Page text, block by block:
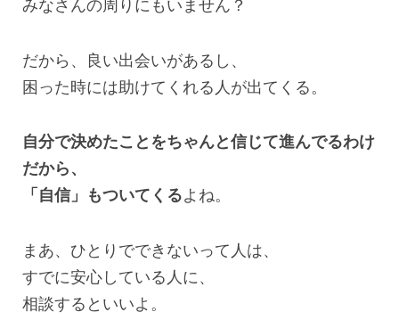
みなさんの周りにもいません？
だから、良い出会いがあるし、
困った時には助けてくれる人が出てくる。
自分で決めたことをちゃんと信じて進んでるわけ
だから、
「自信」もついてくるよね。
まあ、ひとりでできないって人は、
すでに安心している人に、
相談するといいよ。